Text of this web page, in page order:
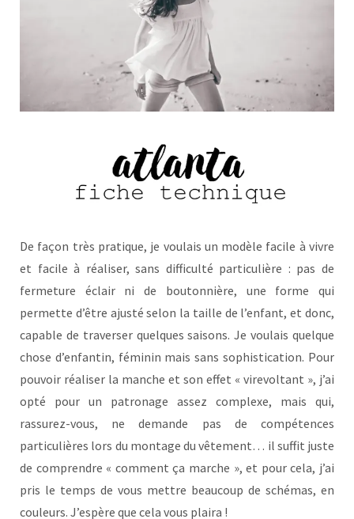
De façon très pratique, je voulais un modèle facile à vivre
et facile à réaliser, sans difficulté particulière : pas de
fermeture éclair ni de boutonnière, une forme qui
permette d’être ajusté selon la taille de l’enfant, et donc,
capable de traverser quelques saisons. Je voulais quelque
chose d’enfantin, féminin mais sans sophistication. Pour
pouvoir réaliser la manche et son effet « virevoltant », j’ai
opté pour un patronage assez complexe, mais qui,
rassurez-vous, ne demande pas de compétences
particulières lors du montage du vêtement… il suffit juste
de comprendre « comment ça marche », et pour cela, j’ai
pris le temps de vous mettre beaucoup de schémas, en
couleurs. J’espère que cela vous plaira !